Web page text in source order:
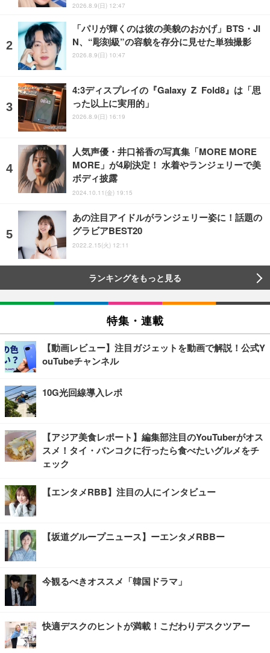
2026.8.9(日) 12:47
「パリが輝くのは彼の美貌のおかげ」BTS・JI
N、“彫刻級”の容貌を存分に見せた単独撮影
2026.8.9(日) 10:47
4:3ディスプレイの『Galaxy Z Fold8』は「思
った以上に実用的」
2026.8.9(日) 16:19
人気声優・井口裕香の写真集「MORE MORE
MORE」が4刷決定！ 水着やランジェリーで美
ボディ披露
2024.10.11(金) 19:15
あの注目アイドルがランジェリー姿に！話題の
グラビアBEST20
2022.2.15(火) 12:11
ランキングをもっと見る
特集・連載
【動画レビュー】注目ガジェットを動画で解説！公式Y
ouTubeチャンネル
10G光回線導入レポ
【アジア美食レポート】編集部注目のYouTuberがオス
スメ！タイ・バンコクに行ったら食べたいグルメをチ
ェック
【エンタメRBB】注目の人にインタビュー
【坂道グループニュース】ーエンタメRBBー
今観るべきオススメ「韓国ドラマ」
快適デスクのヒントが満載！こだわりデスクツアー